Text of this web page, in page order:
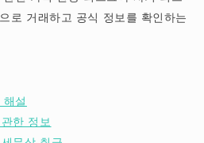
로 거래하고 공식 정보를 확인하는
설
한 정보